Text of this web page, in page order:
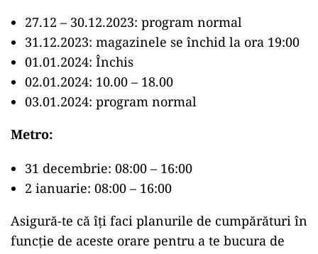
27.12 – 30.12.2023: program normal
31.12.2023: magazinele se închid la ora 19:00
01.01.2024: Închis
02.01.2024: 10.00 – 18.00
03.01.2024: program normal
Metro:
31 decembrie: 08:00 – 16:00
2 ianuarie: 08:00 – 16:00
Asigură-te că îți faci planurile de cumpărături în
funcție de aceste orare pentru a te bucura de